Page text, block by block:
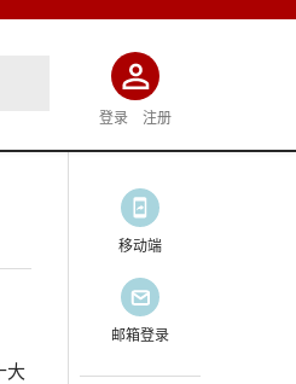
登录 注册
大
移动端
邮箱登录